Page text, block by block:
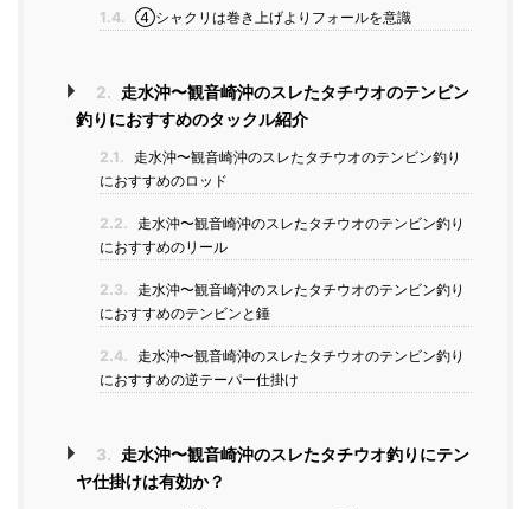
1.4. ④シャクリは巻き上げよりフォールを意識
2.
走水沖〜観音崎沖のスレたタチウオのテンビン
釣りにおすすめのタックル紹介
2.1.
走水沖〜観音崎沖のスレたタチウオのテンビン釣り
におすすめのロッド
2.2.
走水沖〜観音崎沖のスレたタチウオのテンビン釣り
におすすめのリール
2.3.
走水沖〜観音崎沖のスレたタチウオのテンビン釣り
におすすめのテンビンと錘
2.4.
走水沖〜観音崎沖のスレたタチウオのテンビン釣り
におすすめの逆テーパー仕掛け
3.
走水沖〜観音崎沖のスレたタチウオ釣りにテン
ヤ仕掛けは有効か？